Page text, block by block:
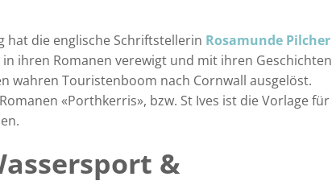
hat die englische Schriftstellerin Rosamunde Pilcher
in ihren Romanen verewigt und mit ihren Geschichten
wahren Touristenboom nach Cornwall ausgelöst.
«Porthkerris», bzw. St Ives ist die Vorlage für
&